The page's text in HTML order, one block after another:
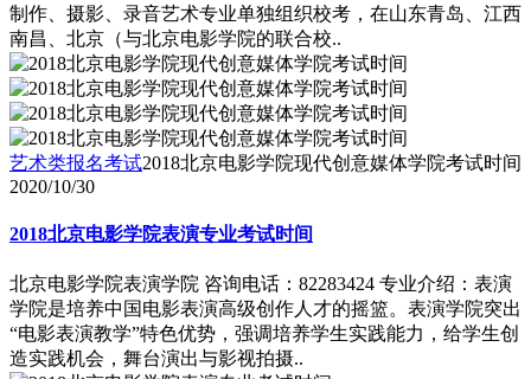
制作、摄影、录音艺术专业单独组织校考，在山东青岛、江西
南昌、北京（与北京电影学院的联合校..
艺术类报名考试2018北京电影学院现代创意媒体学院考试时间
2020/10/30
2018北京电影学院表演专业考试时间
北京电影学院表演学院 咨询电话：82283424 专业介绍：表演
学院是培养中国电影表演高级创作人才的摇篮。表演学院突出
“电影表演教学”特色优势，强调培养学生实践能力，给学生创
造实践机会，舞台演出与影视拍摄..